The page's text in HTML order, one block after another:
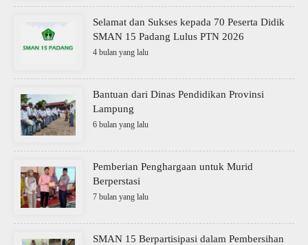
Selamat dan Sukses kepada 70 Peserta Didik
SMAN 15 Padang Lulus PTN 2026
4 bulan yang lalu
Bantuan dari Dinas Pendidikan Provinsi
Lampung
6 bulan yang lalu
Pemberian Penghargaan untuk Murid
Berperstasi
7 bulan yang lalu
SMAN 15 Berpartisipasi dalam Pembersihan